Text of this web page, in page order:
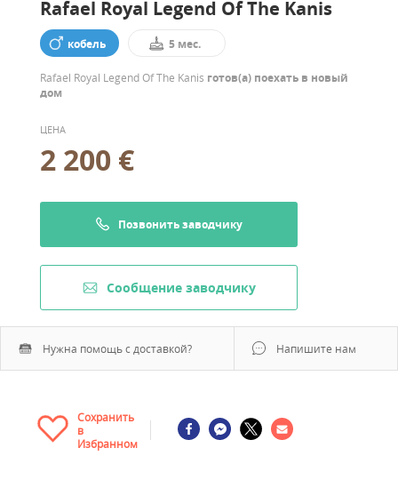
Rafael Royal Legend Of The Kanis
кобель 5 мес.
Rafael Royal Legend Of The Kanis готов(а) поехать в новый
дом
ЦЕНА
2 200 €
Позвонить заводчику
Cообщение заводчику
Нужна помощь с доставкой? Напишите нам
Сохранить
в
Избранном